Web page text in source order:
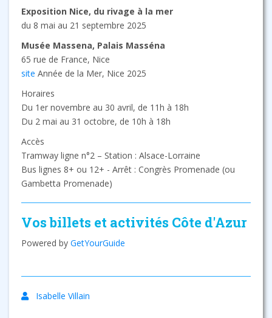
Exposition Nice, du rivage à la mer
du 8 mai au 21 septembre 2025
Musée Massena, Palais Masséna
65 rue de France, Nice
site Année de la Mer, Nice 2025
Horaires
Du 1er novembre au 30 avril, de 11h à 18h
Du 2 mai au 31 octobre, de 10h à 18h
Accès
Tramway ligne n°2 – Station : Alsace-Lorraine
Bus lignes 8+ ou 12+ - Arrêt : Congrès Promenade (ou
Gambetta Promenade)
Vos billets et activités Côte d'Azur
Powered by GetYourGuide
Isabelle Villain